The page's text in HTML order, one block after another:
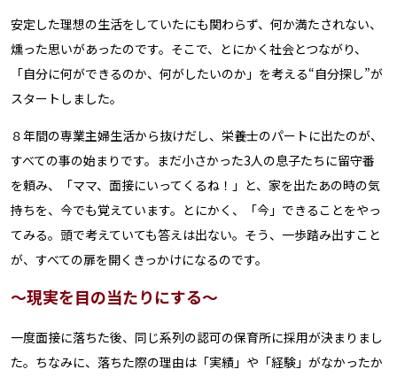
安定した理想の生活をしていたにも関わらず、何か満たされない、
燻った思いがあったのです。そこで、とにかく社会とつながり、
「自分に何ができるのか、何がしたいのか」を考える“自分探し”が
スタートしました。
８年間の専業主婦生活から抜けだし、栄養士のパートに出たのが、
すべての事の始まりです。まだ小さかった3人の息子たちに留守番
を頼み、「ママ、面接にいってくるね！」と、家を出たあの時の気
持ちを、今でも覚えています。とにかく、「今」できることをやっ
てみる。頭で考えていても答えは出ない。そう、一歩踏み出すこと
が、すべての扉を開くきっかけになるのです。
～現実を目の当たりにする～
一度面接に落ちた後、同じ系列の認可の保育所に採用が決まりまし
た。ちなみに、落ちた際の理由は「実績」や「経験」がなかったか